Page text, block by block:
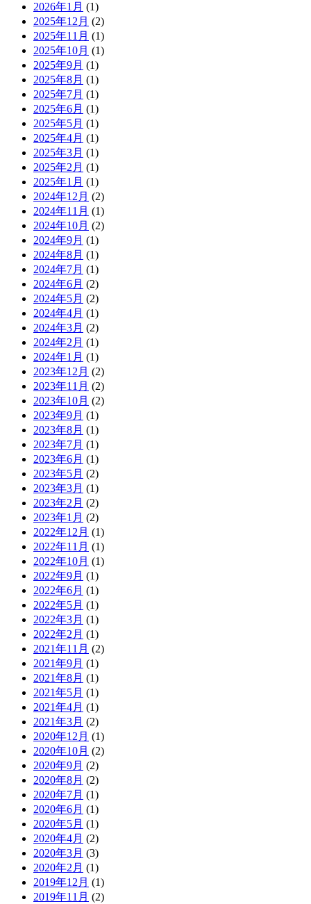
2026年1月 (1)
2025年12月 (2)
2025年11月 (1)
2025年10月 (1)
2025年9月 (1)
2025年8月 (1)
2025年7月 (1)
2025年6月 (1)
2025年5月 (1)
2025年4月 (1)
2025年3月 (1)
2025年2月 (1)
2025年1月 (1)
2024年12月 (2)
2024年11月 (1)
2024年10月 (2)
2024年9月 (1)
2024年8月 (1)
2024年7月 (1)
2024年6月 (2)
2024年5月 (2)
2024年4月 (1)
2024年3月 (2)
2024年2月 (1)
2024年1月 (1)
2023年12月 (2)
2023年11月 (2)
2023年10月 (2)
2023年9月 (1)
2023年8月 (1)
2023年7月 (1)
2023年6月 (1)
2023年5月 (2)
2023年3月 (1)
2023年2月 (2)
2023年1月 (2)
2022年12月 (1)
2022年11月 (1)
2022年10月 (1)
2022年9月 (1)
2022年6月 (1)
2022年5月 (1)
2022年3月 (1)
2022年2月 (1)
2021年11月 (2)
2021年9月 (1)
2021年8月 (1)
2021年5月 (1)
2021年4月 (1)
2021年3月 (2)
2020年12月 (1)
2020年10月 (2)
2020年9月 (2)
2020年8月 (2)
2020年7月 (1)
2020年6月 (1)
2020年5月 (1)
2020年4月 (2)
2020年3月 (3)
2020年2月 (1)
2019年12月 (1)
2019年11月 (2)